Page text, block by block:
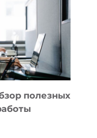
полезных